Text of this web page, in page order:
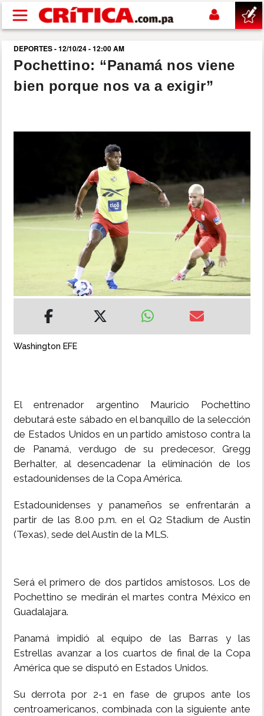
Pasar al contenido principal
buscar
SUCESOS
DEPORTES
MULTIMEDIA
IMPRESO
DEPORTES - 12/10/24 - 12:00 AM
Pochettino: “Panamá nos viene
bien porque nos va a exigir”
Washington EFE
El entrenador argentino Mauricio Pochettino
debutará este sábado en el banquillo de la selección
de Estados Unidos en un partido amistoso contra la
de Panamá, verdugo de su predecesor, Gregg
Berhalter, al desencadenar la eliminación de los
estadounidenses de la Copa América.
Estadounidenses y panameños se enfrentarán a
partir de las 8.00 p.m. en el Q2 Stadium de Austin
(Texas), sede del Austin de la MLS.
Será el primero de dos partidos amistosos. Los de
Pochettino se medirán el martes contra México en
Guadalajara.
Panamá impidió al equipo de las Barras y las
Estrellas avanzar a los cuartos de final de la Copa
América que se disputó en Estados Unidos.
Su derrota por 2-1 en fase de grupos ante los
centroamericanos, combinada con la siguiente ante